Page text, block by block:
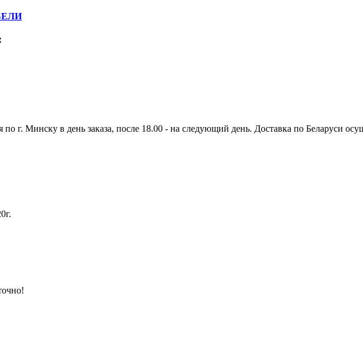
г. Минску в день заказа, после 18.00 - на следующий день. Доставка по Беларуси